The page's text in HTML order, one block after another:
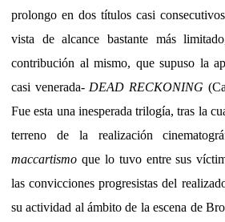
prolongo en dos títulos casi
vista de alcance bastante más
contribución al mismo, que supuso la
casi venerada- DEAD RECKONING
Fue esta una inesperada trilogía, tras la
terreno de la realización
maccartismo que lo tuvo entre sus
las convicciones progresistas del
su actividad al ámbito de la escena de